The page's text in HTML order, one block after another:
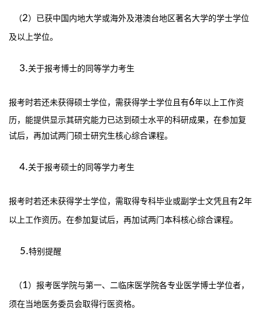
（2）已获中国内地大学或海外及港澳台地区著名大学的学士学位
及以上学位。
3.关于报考博士的同等学力考生
报考时若还未获得硕士学位，需获得学士学位且有6年以上工作资
历，能提供显示其研究能力已达到硕士水平的科研成果，在参加复
试后，再加试两门硕士研究生核心综合课程。
4.关于报考硕士的同等学力考生
报考时若还未获得学士学位，需取得专科毕业或副学士文凭且有2年
以上工作资历。在参加复试后，再加试两门本科核心综合课程。
5.特别提醒
（1）报考医学院与第一、二临床医学院各专业医学博士学位者，
须在当地医务委员会取得行医资格。